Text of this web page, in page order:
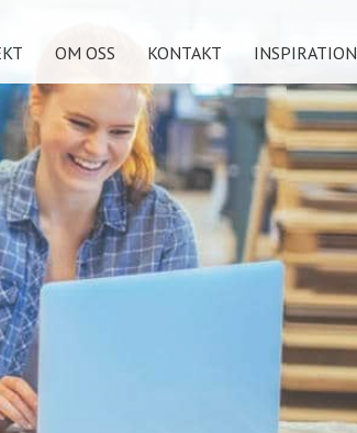
OM OSS KONTAKT INSPIRATION